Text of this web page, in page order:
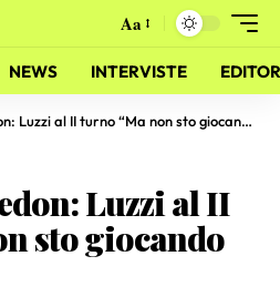
Aa
NEWS INTERVISTE
al II turno “Ma non sto giocando bene”
Luzzi al II
sto giocando